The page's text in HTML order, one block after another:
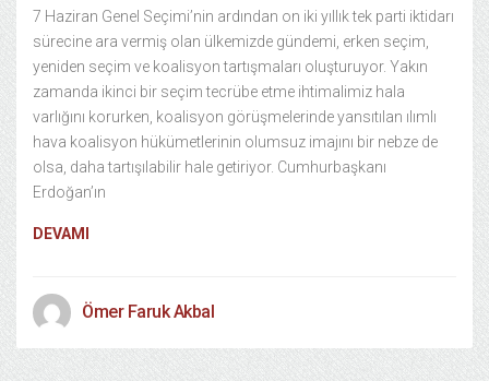
7 Haziran Genel Seçimi’nin ardından on iki yıllık tek parti iktidarı
sürecine ara vermiş olan ülkemizde gündemi, erken seçim,
yeniden seçim ve koalisyon tartışmaları oluşturuyor. Yakın
zamanda ikinci bir seçim tecrübe etme ihtimalimiz hala
varlığını korurken, koalisyon görüşmelerinde yansıtılan ılımlı
hava koalisyon hükümetlerinin olumsuz imajını bir nebze de
olsa, daha tartışılabilir hale getiriyor. Cumhurbaşkanı
Erdoğan’ın
DEVAMI
Ömer Faruk Akbal